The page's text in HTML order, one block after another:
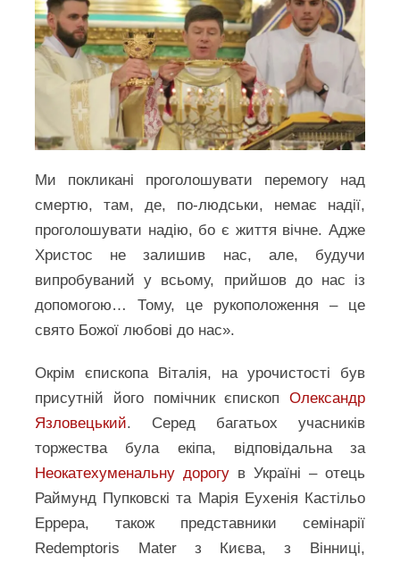
Ми покликані проголошувати перемогу над
смертю, там, де, по-людськи, немає надії,
проголошувати надію, бо є життя вічне. Адже
Христос не залишив нас, але, будучи
випробуваний у всьому, прийшов до нас із
допомогою… Тому, це рукоположення – це
свято Божої любові до нас».
Окрім єпископа Віталія, на урочистості був
присутній його помічник єпископ Олександр
Язловецький. Серед багатьох учасників
торжества була екіпа, відповідальна за
Неокатехуменальну дорогу в Україні – отець
Раймунд Пупковскі та Марія Еухенія Кастільо
Еррера, також представники cемінарії
Redemptoris Mater з Києва, з Вінниці,